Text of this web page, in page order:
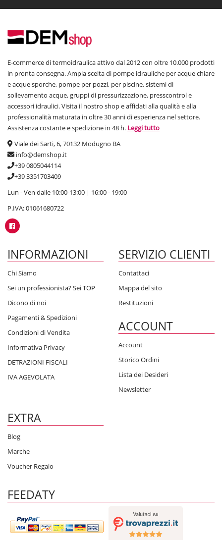
E-commerce di termoidraulica attivo dal 2012 con oltre 10.000 prodotti
in pronta consegna. Ampia scelta di pompe idrauliche per acque chiare
e acque sporche, pompe per pozzi, per piscine, sistemi di
sollevamento acque, gruppi di pressurizzazione, presscontrol e
accessori idraulici. Visita il nostro shop e affidati alla qualità e alla
professionalità maturata in oltre 30 anni di esperienza nel settore.
Assistenza costante e spedizione in 48 h. Leggi tutto
Viale dei Sarti, 6, 70132 Modugno BA
info@demshop.it
+39 0805044114
+39 3351703409
Lun - Ven dalle 10:00-13:00 | 16:00 - 19:00
P.IVA: 01061680722
INFORMAZIONI
Chi Siamo
Sei un professionista? Sei TOP
Dicono di noi
Pagamenti & Spedizioni
Condizioni di Vendita
Informativa Privacy
DETRAZIONI FISCALI
IVA AGEVOLATA
SERVIZIO CLIENTI
Contattaci
Mappa del sito
Restituzioni
ACCOUNT
Account
Storico Ordini
Lista dei Desideri
Newsletter
EXTRA
Blog
Marche
Voucher Regalo
FEEDATY